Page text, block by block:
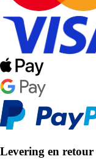
Levering en retour